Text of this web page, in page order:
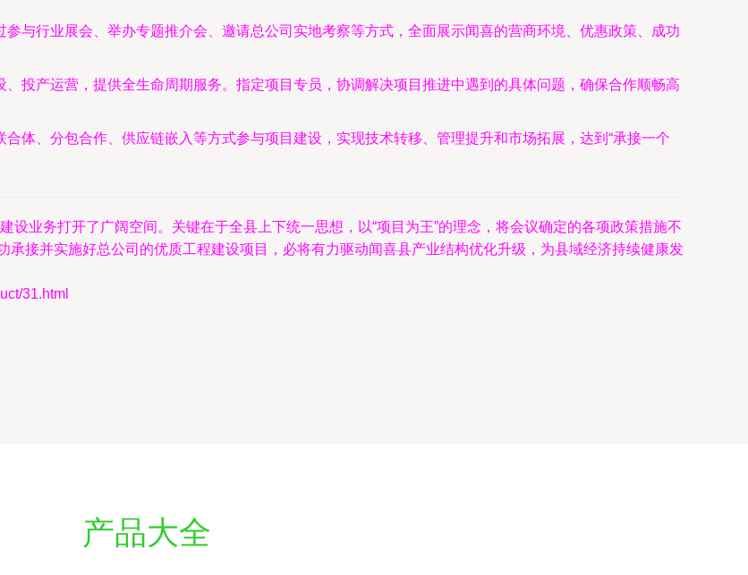
与行业展会、举办专题推介会、邀请总公司实地考察等方式，全面展示闻喜的营商环境、优惠政策、成功
、投产运营，提供全生命周期服务。指定项目专员，协调解决项目推进中遇到的具体问题，确保合作顺畅高
体、分包合作、供应链嵌入等方式参与项目建设，实现技术转移、管理提升和市场拓展，达到“承接一个
业务打开了广阔空间。关键在于全县上下统一思想，以“项目为王”的理念，将会议确定的各项政策措施不
接并实施好总公司的优质工程建设项目，必将有力驱动闻喜县产业结构优化升级，为县域经济持续健康发
31.html
产品大全